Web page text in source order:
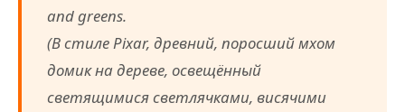
and greens.
(В стиле Pixar, древний, поросший мхом
домик на дереве, освещённый
светящимися светлячками, висячими